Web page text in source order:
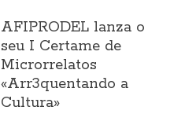
AFIPRODEL lanza o
seu I Certame de
Microrrelatos
«Arr3quentando a
Cultura»